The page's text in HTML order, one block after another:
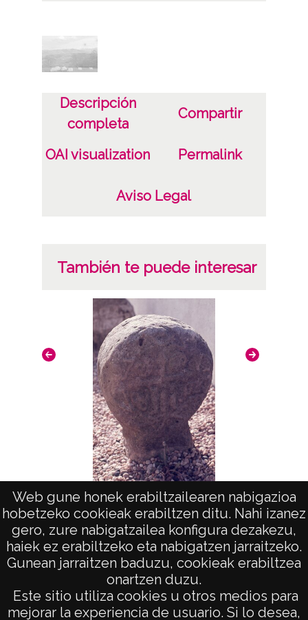
Web gune honek erabiltzailearen nabigazioa
hobetzeko cookieak erabiltzen ditu. Nahi izanez
gero, zure nabigatzailea konfigura dezakezu,
haiek ez erabiltzeko eta nabigatzen jarraitzeko.
Gunean jarraitzen baduzu, cookieak erabiltzea
onartzen duzu.
Este sitio utiliza cookies u otros medios para
mejorar la experiencia de usuario. Si lo desea,
Plástico
Fecha
Lugar
Aquitania (Francia)
Licencia de las imágenes
Descripción
completa
Compartir
OAI visualization Permalink
Aviso Legal
También te puede interesar
Arte en Aquitania. Estelas: Jatxou
AVISO LEGAL
POLÍTICA DE PRIVACIDAD